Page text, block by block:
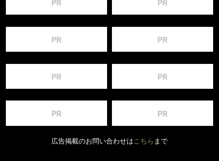
広告掲載のお問い合わせはこちら まで